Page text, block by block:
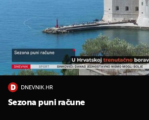
DNEVNIK.HR
Sezona puni račune